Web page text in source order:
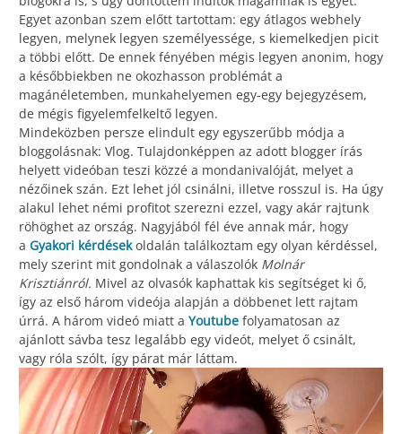
Egyet azonban szem előtt tartottam: egy átlagos webhely
legyen, melynek legyen személyessége, s kiemelkedjen picit
a többi előtt. De ennek fényében mégis legyen anonim, hogy
a későbbiekben ne okozhasson problémát a
magánéletemben, munkahelyemen egy-egy bejegyzésem,
de mégis figyelemfelkeltő legyen.
Mindeközben persze elindult egy egyszerűbb módja a
bloggolásnak: Vlog. Tulajdonképpen az adott blogger írás
helyett videóban teszi közzé a mondanivalóját, melyet a
nézőinek szán. Ezt lehet jól csinálni, illetve rosszul is. Ha úgy
alakul lehet némi profitot szerezni ezzel, vagy akár rajtunk
röhöghet az ország. Nagyjából fél éve annak már, hogy
a Gyakori kérdések oldalán találkoztam egy olyan kérdéssel,
mely szerint mit gondolnak a válaszolók Molnár
Krisztiánról. Mivel az olvasók kaphattak kis segítséget ki ő,
így az első három videója alapján a döbbenet lett rajtam
úrrá. A három videó miatt a Youtube folyamatosan az
ajánlott sávba tesz legalább egy videót, melyet ő csinált,
vagy róla szólt, így párat már láttam.